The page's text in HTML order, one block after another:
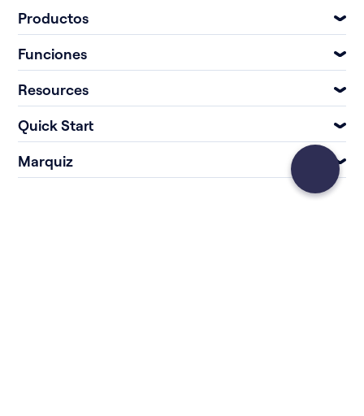
Productos
Funciones
Resources
Quick Start
Marquiz